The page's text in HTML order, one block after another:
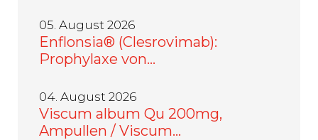
05. August 2026
Enflonsia® (Clesrovimab):
Prophylaxe von…
04. August 2026
Viscum album Qu 200mg,
Ampullen / Viscum…